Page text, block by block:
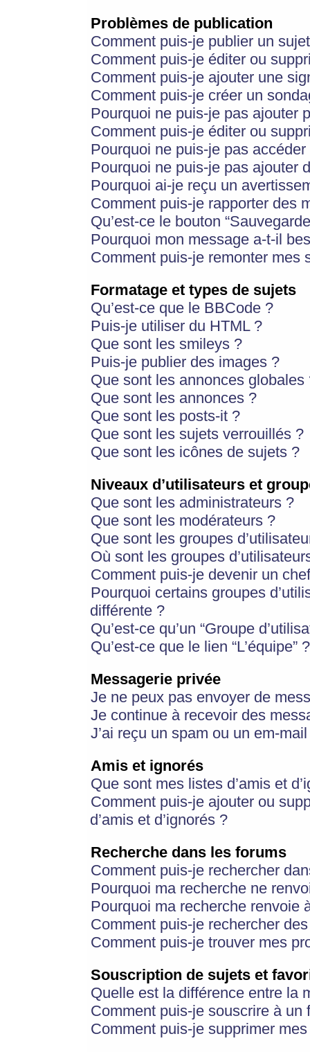
Problèmes de publication
Comment puis-je publier un
Comment puis-je éditer ou
Comment puis-je ajouter une
Comment puis-je créer un
Pourquoi ne puis-je pas ajouter
Comment puis-je éditer ou
Pourquoi ne puis-je pas
Pourquoi ne puis-je pas ajouter
Pourquoi ai-je reçu un
Comment puis-je rapporter des
Qu’est-ce le bouton
Pourquoi mon message a-t-il
Comment puis-je remonter mes
Formatage et types de sujets
Qu’est-ce que le BBCode ?
Puis-je utiliser du HTML ?
Que sont les smileys ?
Puis-je publier des images ?
Que sont les annonces globales
Que sont les annonces ?
Que sont les posts-it ?
Que sont les sujets verrouillés ?
Que sont les icônes de sujets ?
Niveaux d’utilisateurs et
Que sont les administrateurs ?
Que sont les modérateurs ?
Que sont les groupes
Où sont les groupes
Comment puis-je devenir un
Pourquoi certains groupes
différente ?
Qu’est-ce qu’un “Groupe
Qu’est-ce que le lien “L’équipe” ?
Messagerie privée
Je ne peux pas envoyer de
Je continue à recevoir des
J’ai reçu un spam ou un em-
Amis et ignorés
Que sont mes listes d’amis et
Comment puis-je ajouter ou
d’amis et d’ignorés ?
Recherche dans les forums
Comment puis-je rechercher
Pourquoi ma recherche ne
Pourquoi ma recherche renvoie
Comment puis-je rechercher
Comment puis-je trouver mes
Souscription de sujets et
Quelle est la différence entre la
Comment puis-je souscrire à
Comment puis-je supprimer